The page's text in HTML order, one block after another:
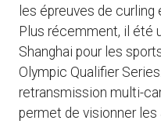
les épreuves de
Plus récemment, il été
Shanghai pour les
Olympic Qualifier
retransmission multi-
permet de visionner les